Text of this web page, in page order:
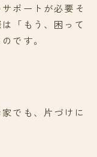
ポートが必要そ
「もう、困って
です。
でも、片づけに